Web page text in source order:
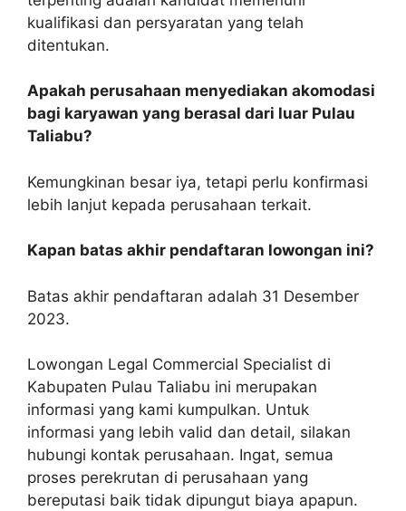
kualifikasi dan persyaratan yang telah
ditentukan.
Apakah perusahaan menyediakan akomodasi
bagi karyawan yang berasal dari luar Pulau
Taliabu?
Kemungkinan besar iya, tetapi perlu konfirmasi
lebih lanjut kepada perusahaan terkait.
Kapan batas akhir pendaftaran lowongan ini?
Batas akhir pendaftaran adalah 31 Desember
2023.
Lowongan Legal Commercial Specialist di
Kabupaten Pulau Taliabu ini merupakan
informasi yang kami kumpulkan. Untuk
informasi yang lebih valid dan detail, silakan
hubungi kontak perusahaan. Ingat, semua
proses perekrutan di perusahaan yang
bereputasi baik tidak dipungut biaya apapun.